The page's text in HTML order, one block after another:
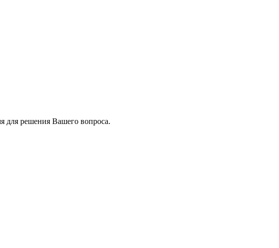
для решения Вашего вопроса.